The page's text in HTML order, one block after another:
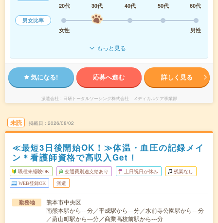
20代
30代 40代 50代
60代
男女比率
女性
男性
もっと見る
気になる! 応募へ進む 詳しく見る
派遣会社 日研トータルソーシング株式会社 メディカルケア事業部
未読 掲載日 2026/08/02
≪最短3日後開始OK！≫体温・血圧の記録メイ
ン＊看護師資格で高収入Get！
職種未経験OK 交通費別途支給あり 土日祝日が休み 残業なし
WEB登録OK 派遣
勤務地
熊本市中央区
南熊本駅から---分／平成駅から---分／水前寺公園駅から---分
／蔚山町駅から---分／商業高校前駅から---分